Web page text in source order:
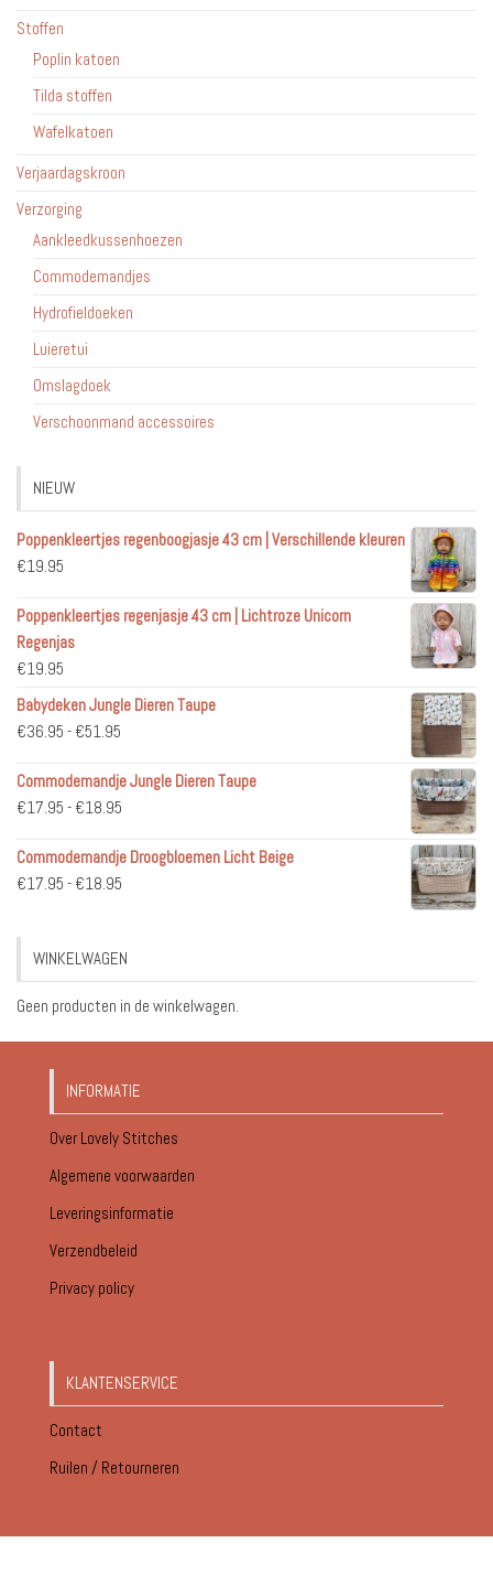
Stoffen
Poplin katoen
Tilda stoffen
Wafelkatoen
Verjaardagskroon
Verzorging
Aankleedkussenhoezen
Commodemandjes
Hydrofieldoeken
Luieretui
Omslagdoek
Verschoonmand accessoires
NIEUW
Poppenkleertjes regenboogjasje 43 cm | Verschillende kleuren
€19.95
Poppenkleertjes regenjasje 43 cm | Lichtroze Unicorn
Regenjas
€19.95
Babydeken Jungle Dieren Taupe
€36.95 - €51.95
tot
€51.95
Commodemandje Jungle Dieren Taupe
€17.95 - €18.95
tot
Commodemandje Droogbloemen Licht Beige
€17.95 - €18.95
€18.95
WINKELWAGEN
Geen producten in de winkelwagen.
INFORMATIE
Over Lovely Stitches
Algemene voorwaarden
Leveringsinformatie
Verzendbeleid
Privacy policy
KLANTENSERVICE
Contact
Ruilen / Retourneren